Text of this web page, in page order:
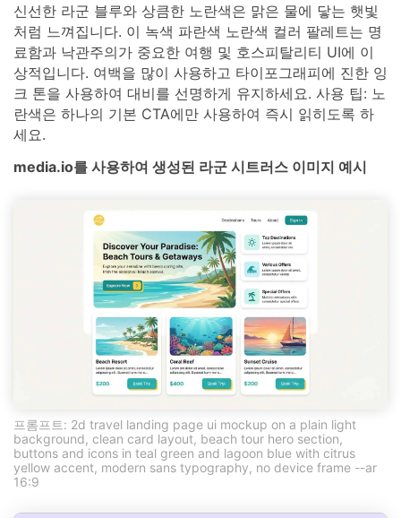
신선한 라군 블루와 상큼한 노란색은 맑은 물에 닿는 햇빛
처럼 느껴집니다. 이 녹색 파란색 노란색 컬러 팔레트는 명
료함과 낙관주의가 중요한 여행 및 호스피탈리티 UI에 이
상적입니다. 여백을 많이 사용하고 타이포그래피에 진한 잉
크 톤을 사용하여 대비를 선명하게 유지하세요. 사용 팁: 노
란색은 하나의 기본 CTA에만 사용하여 즉시 읽히도록 하
세요.
media.io를 사용하여 생성된 라군 시트러스 이미지 예시
프롬프트: 2d travel landing page ui mockup on a plain light
background, clean card layout, beach tour hero section,
buttons and icons in teal green and lagoon blue with citrus
yellow accent, modern sans typography, no device frame --ar
16:9